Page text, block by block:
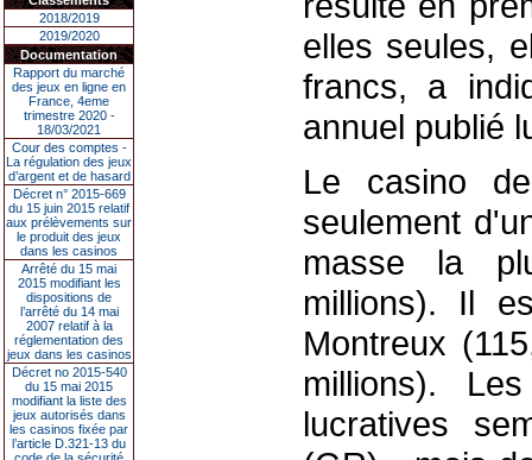
2018/2019
2019/2020
Documentation
Rapport du marché
des jeux en ligne en
France, 4eme
trimestre 2020 -
18/03/2021
Cour des comptes -
La régulation des jeux
d’argent et de hasard
Décret n° 2015-669
du 15 juin 2015 relatif
aux prélèvements sur
le produit des jeux
dans les casinos
Arrêté du 15 mai
2015 modifiant les
dispositions de
l’arrêté du 14 mai
2007 relatif à la
réglementation des
jeux dans les casinos
Décret no 2015-540
du 15 mai 2015
modifiant la liste des
jeux autorisés dans
les casinos fixée par
l’article D.321-13 du
elles seules,
francs, a
annuel publié
Le casino
seulement
masse la
millions). Il
Montreux
millions).
lucratives